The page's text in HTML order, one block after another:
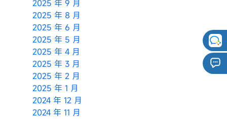
2025 年 9 月
2025 年 8 月
2025 年 6 月
2025 年 5 月
2025 年 4 月
2025 年 3 月
2025 年 2 月
2025 年 1 月
2024 年 12 月
2024 年 11 月